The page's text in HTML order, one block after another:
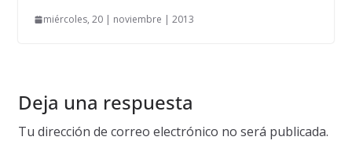
miércoles, 20 | noviembre | 2013
Deja una respuesta
Tu dirección de correo electrónico no será publicada.